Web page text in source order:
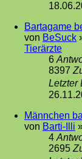
Bartagame
von BeSuck
Tierärzte
6
8397
Letzter
Männchen
von Barti-Illi
4
2695